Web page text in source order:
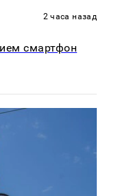
2 часа назад
смартфон